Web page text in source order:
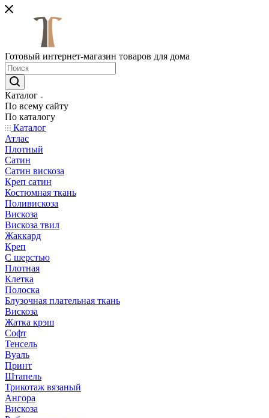
Готовый интернет-магазин товаров для дома
Каталог
По всему сайту
По каталогу
Каталог
Атлас
Плотный
Сатин
Сатин вискоза
Креп сатин
Костюмная ткань
Поливискоза
Вискоза
Вискоза твил
Жаккард
Креп
С шерстью
Плотная
Клетка
Полоска
Блузочная плательная ткань
Вискоза
Жатка крэш
Софт
Тенсель
Вуаль
Принт
Штапель
Трикотаж вязаный
Ангора
Вискоза